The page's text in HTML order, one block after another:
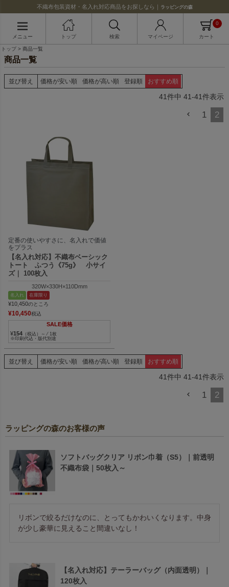
不織布包装資材・名入れ対応商品をお探しなら｜ ラッピングの森
メニュー トップ 検索 マイページ カート
0
トップ 商品一覧
商品一覧
並び替え 価格が安い順 価格が高い順 登録順 おすすめ順
41件中 41-41件表示
1 2
定番の使いやすさに、名入れで価値
をプラス
【名入れ対応】不織布ベーシック
トート ふつう《75g》 小サイ
ズ｜ 100枚入
320W×330H×110Dmm
名入れ 在庫限り
¥10,450のところ
¥10,450税込
SALE価格
¥154 （税込）～ ⁄ 1枚
※印刷代込・版代別途
並び替え 価格が安い順 価格が高い順 登録順 おすすめ順
41件中 41-41件表示
1 2
ラッピングの森のお客様の声
ソフトバッグクリア リボン巾着（S5）｜前透明
不織布袋｜50枚入～
リボンで絞るだけなのに、とってもかわいくなります。中身
が少し豪華に見えること間違いなし！
【名入れ対応】テーラーバッグ（内面透明）｜
120枚入